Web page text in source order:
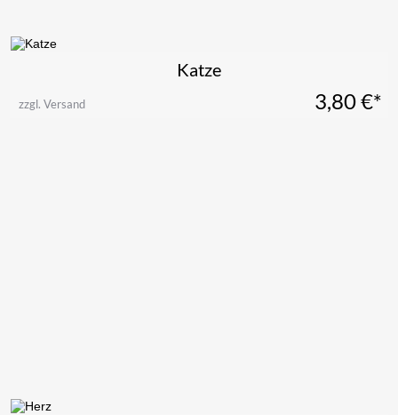
Katze
zzgl. Versand 3,80€*